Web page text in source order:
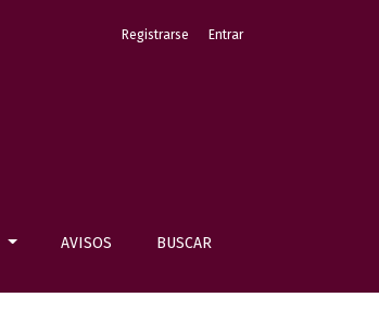
AVISOS BUSCAR
Registrarse Entrar